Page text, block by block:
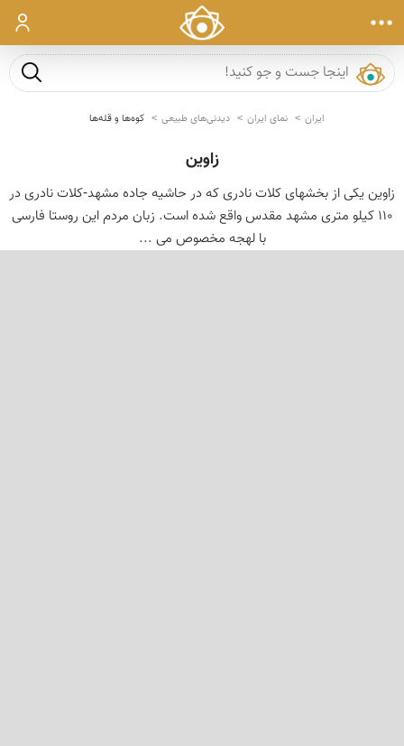
ورود
جست و
ایران نمای ایران دیدنی‌های طبیعی کوه‌ها و قله‌ها
زاوین
زاوین یكی از بخشهای كلات نادری كه در حاشیه جاده مشهد-كلات نادری در
110 كیلو متری مشهد مقدس واقع شده است. زبان مردم این روستا فارسی
با لهجه مخصوص می ...